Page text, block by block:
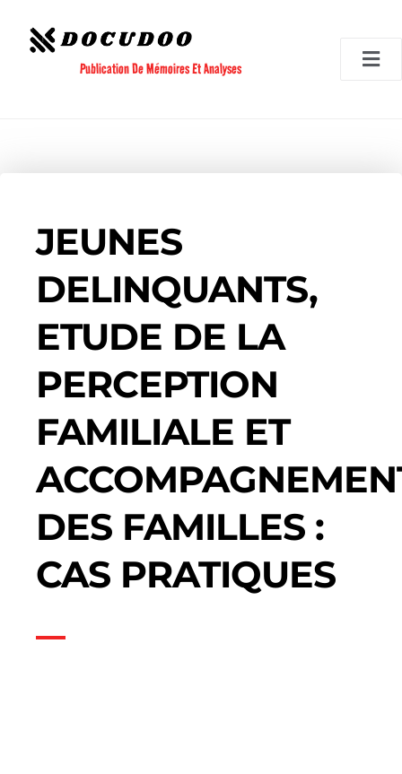
contenu
Publication De Mémoires Et Analyses
JEUNES
DELINQUANTS,
ETUDE DE LA
PERCEPTION
FAMILIALE ET
DES FAMILLES :
CAS PRATIQUES